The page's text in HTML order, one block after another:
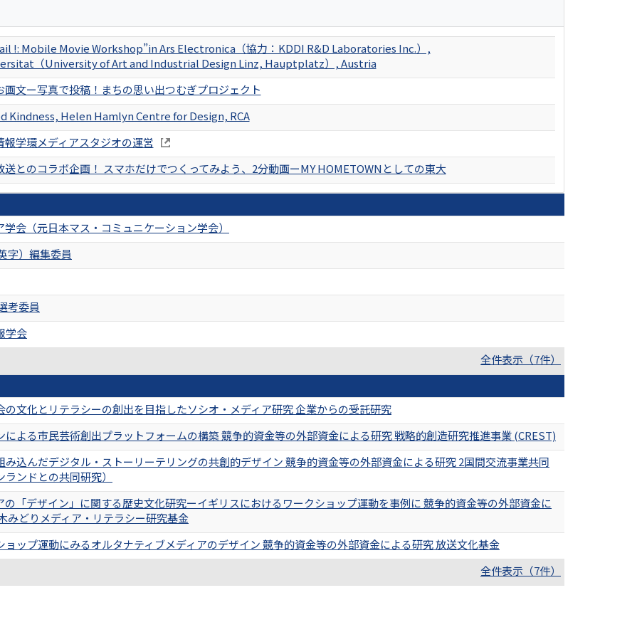
!: Mobile Movie Workshop”in Ars Electronica（協力：KDDI R&D Laboratories Inc.）,
（University of Art and Industrial Design Linz, Hauptplatz）, Austria
画文ー写真で投稿！まちの思い出つむぎプロジェクト
Kindness, Helen Hamlyn Centre for Design, RCA
報学環メディアスタジオの運営
送とのコラボ企画！ スマホだけでつくってみよう、2分動画ーMY HOMETOWNとしての東大
学会（元日本マス・コミュニケーション学会）
字）編集委員
考委員
学会
全件表示（7件）
の文化とリテラシーの創出を目指したソシオ・メディア研究 企業からの受託研究
による市民芸術創出プラットフォームの構築 競争的資金等の外部資金による研究 戦略的創造研究推進事業 (CREST)
み込んだデジタル・ストーリーテリングの共創的デザイン 競争的資金等の外部資金による研究 2国間交流事業共同
ンドとの共同研究）
の「デザイン」に関する歴史文化研究ーイギリスにおけるワークショップ運動を事例に 競争的資金等の外部資金に
みどりメディア・リテラシー研究基金
ョップ運動にみるオルタナティブメディアのデザイン 競争的資金等の外部資金による研究 放送文化基金
全件表示（7件）